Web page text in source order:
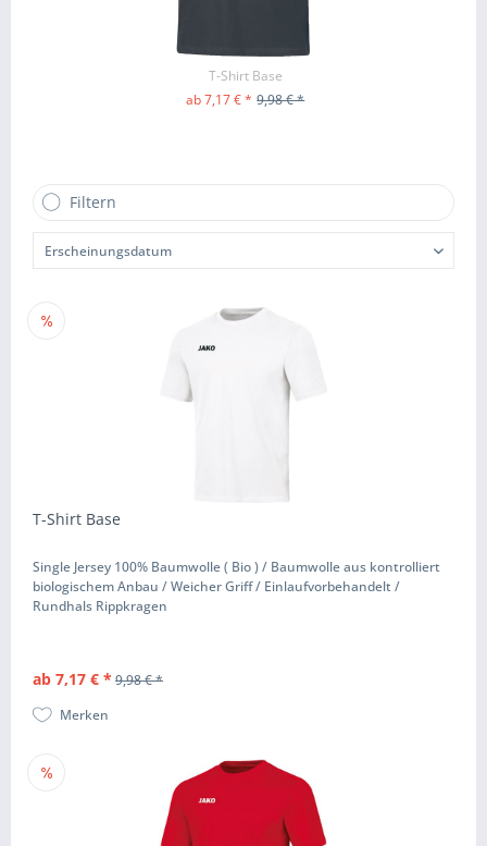
T-Shirt Base
ab 7,17 € * 9,98 € *
Filtern
T-Shirt Base
Single Jersey 100% Baumwolle ( Bio ) / Baumwolle aus kontrolliert
biologischem Anbau / Weicher Griff / Einlaufvorbehandelt /
Rundhals Rippkragen
ab 7,17 € * 9,98 € *
Merken